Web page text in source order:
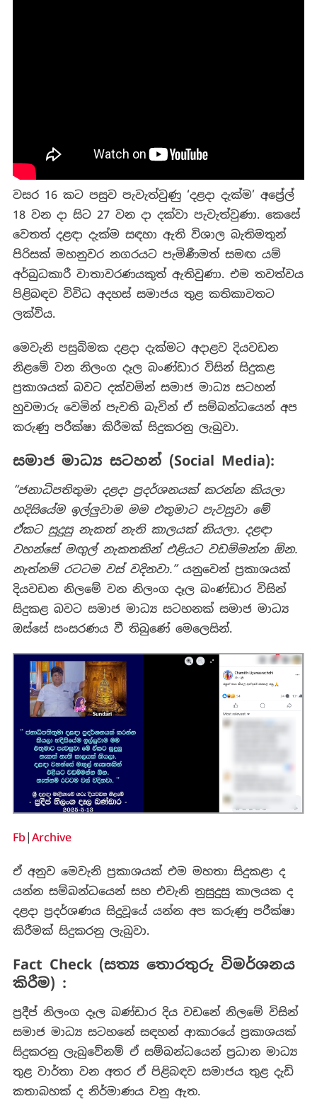
වසර 16 කට පසුව පැවැත්වුණු ‘දළදා දැක්ම’ අප්‍රේල්
18 වන දා සිට 27 වන දා දක්වා පැවැත්වුණා. කෙසේ
වෙතත් දළඳා දැක්ම සඳහා ඇති විශාල බැතිමතුන්
පිරිසක් මහනුවර නගරයට පැමිණීමත් සමඟ යම්
අර්බුධකාරී වාතාවරණයකුත් ඇතිවුණා. එම තවත්වය
පිළිබඳව විවිධ අදහස් සමාජය තුළ කතිකාවතට
ලක්විය.
මෙවැනි පසුබිමක දළදා දැක්මට අදාළව දියවඩන
නිළමේ වන නිලංග දෑල බංණ්ඩාර විසින් සිදුකළ
ප්‍රකාශයක් බවට දක්වමින් සමාජ මාධ්‍ය සටහන්
හුවමාරු වෙමින් පැවති බැවින් ඒ සම්බන්ධයෙන් අප
කරුණු පරීක්ෂා කිරීමක් සිදුකරනු ලැබුවා.
සමාජ මාධ්‍ය සටහන් (Social Media):
“ජනාධිපතිතුමා දළදා ප්‍රදර්ශනයක් කරන්න කියලා
හදිසියේම ඉල්ලුවාම මම එතුමාට පැවසුවා මේ
ඒකට සුදුසු නැකත් නැති කාලයක් කියලා. දළඳා
වහන්සේ මඟුල් නැකතකින් එළියට වඩම්මන්න ඕන.
නැත්නම් රටටම වස් වදිනවා.”යනුවෙන් ප්‍රකාශයක්
දියවඩන නිලමේ වන නිලංග දෑල බංණ්ඩාර විසින්
සිදුකළ බවට සමාජ මාධ්‍ය සටහනක් සමාජ මාධ්‍ය
ඔස්සේ සංසරණය වී තිබුණේ මෙලෙසින්.
Fb |Archive
ඒ අනුව මෙවැනි ප්‍රකාශයක් එම මහතා සිදුකළා ද
යන්න සම්බන්ධයෙන් සහ එවැනි නුසුදුසු කාලයක ද
දළදා ප්‍රදර්ශණය සිදුවූයේ යන්න අප කරුණු පරීක්ෂා
කිරීමක් සිදුකරනු ලැබුවා.
Fact Check (සත්‍ය තොරතුරු විමර්ශනය
කිරීම) :
ප්‍රදීප් නිලංග දෑල බණ්ඩාර දිය වඩනේ නිලමේ විසින්
සමාජ මාධ්‍ය සටහනේ සඳහන් ආකාරයේ ප්‍රකාශයක්
සිදුකරනු ලැබුවේනම් ඒ සම්බන්ධයෙන් ප්‍රධාන මාධ්‍ය
තුළ වාර්තා වන අතර ඒ පිළිබඳව සමාජය තුළ දැඩි
කතාබහක් ද නිර්මාණය වනු ඇත.